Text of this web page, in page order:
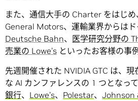
また、通信大手の Charter をはじ
General Motors、運輸業界からは
Deutsche Bahn、 医学研究分野の
売業の Lowe’s といったお客様の事
先週開催された NVIDIA GTC は、
な AI カンファレンスの 1 つとなって
銀行、 Lowe’s、 Polestar、 Johnson